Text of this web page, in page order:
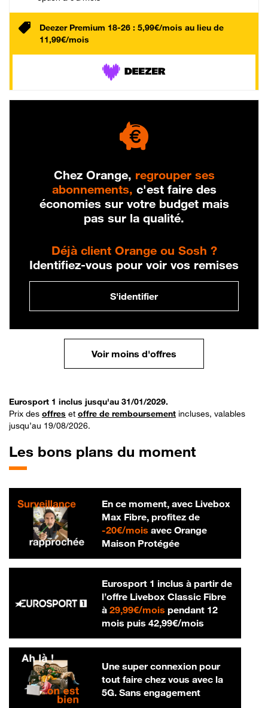
Deezer Premium 18-26 : 5,99€/mois au lieu de
11,99€/mois
Chez Orange, regrouper ses
abonnements, c'est faire des
économies sur votre budget mais
pas sur la qualité.
Déjà client Orange ou Sosh ?
Identifiez-vous pour voir vos remises
S'identifier
Voir moins d'offres
Eurosport 1 inclus jusqu'au 31/01/2029.
Prix des offres et offre de remboursement incluses, valables
jusqu’au 19/08/2026.
Les bons plans du moment
En ce moment, avec Livebox
Max Fibre, profitez de
-20€/mois20 € par mois
avec Orange
Maison Protégée
Eurosport 1 inclus à partir de
l’offre Livebox Classic Fibre
à 29,99€/mois29,99 € par mois
pendant 12
mois puis 42,99€/mois42,99 € par
Une super connexion pour
tout faire chez vous avec la
5G. Sans engagement